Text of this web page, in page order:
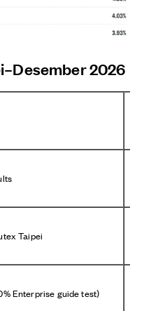
2026
Taipei
Enterprise guide test)